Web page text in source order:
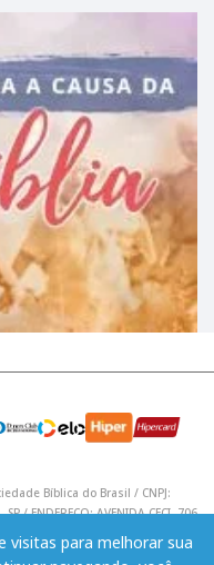
visitas para melhorar sua
Bíblica do Brasil / CNPJ:
/ ENDEREÇO: AVENIDA CECI, 706
.